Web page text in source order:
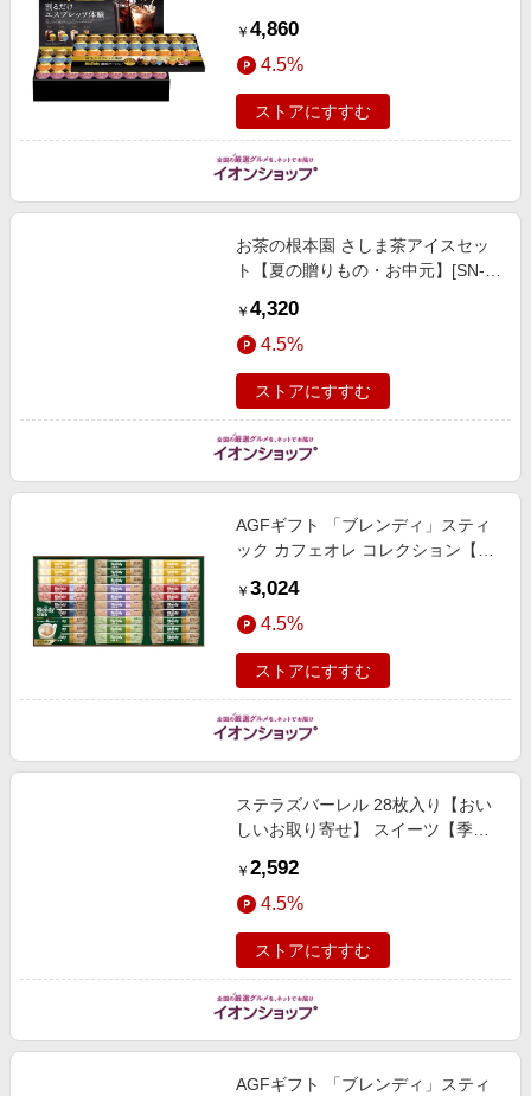
￥ 4,860
4.5%
ストアにすすむ
お茶の根本園 さしま茶アイスセッ
ト【夏の贈りもの・お中元】[SN-4]
￥ 4,320
4.5%
ストアにすすむ
AGFギフト 「ブレンディ」スティ
ック カフェオレ コレクション【夏
料・酒
￥ 3,024
4.5%
ストアにすすむ
ステラズバーレル 28枚入り【おい
しいお取り寄せ】 スイーツ【季節
￥ 2,592
4.5%
ストアにすすむ
AGFギフト 「ブレンディ」スティ